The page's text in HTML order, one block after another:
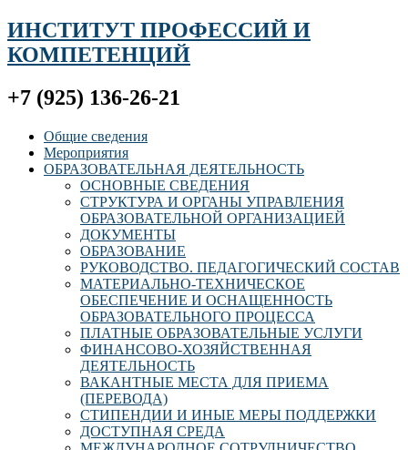
ИНСТИТУТ ПРОФЕССИЙ И
КОМПЕТЕНЦИЙ
+7 (925) 136-26-21
Общие сведения
Мероприятия
ОБРАЗОВАТЕЛЬНАЯ ДЕЯТЕЛЬНОСТЬ
ОСНОВНЫЕ СВЕДЕНИЯ
СТРУКТУРА И ОРГАНЫ УПРАВЛЕНИЯ
ОБРАЗОВАТЕЛЬНОЙ ОРГАНИЗАЦИЕЙ
ДОКУМЕНТЫ
ОБРАЗОВАНИЕ
РУКОВОДСТВО. ПЕДАГОГИЧЕСКИЙ СОСТАВ
МАТЕРИАЛЬНО-ТЕХНИЧЕСКОЕ
ОБЕСПЕЧЕНИЕ И ОСНАЩЕННОСТЬ
ОБРАЗОВАТЕЛЬНОГО ПРОЦЕССА
ПЛАТНЫЕ ОБРАЗОВАТЕЛЬНЫЕ УСЛУГИ
ФИНАНСОВО-ХОЗЯЙСТВЕННАЯ
ДЕЯТЕЛЬНОСТЬ
ВАКАНТНЫЕ МЕСТА ДЛЯ ПРИЕМА
(ПЕРЕВОДА)
СТИПЕНДИИ И ИНЫЕ МЕРЫ ПОДДЕРЖКИ
ДОСТУПНАЯ СРЕДА